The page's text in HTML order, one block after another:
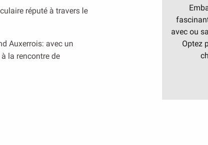
réputé à travers le
Auxerrois: avec un
la rencontre de
avec ou
Optez